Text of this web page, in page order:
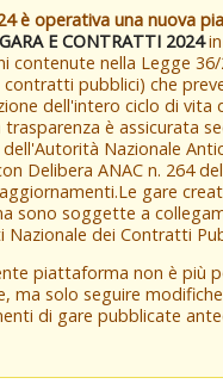
è operativa una nuova
E CONTRATTI 2024in
contenute nella Legge
contratti pubblici) che
dell'intero ciclo di vita
trasparenza è assicurata
Nazionale
Delibera ANAC n. 264
gare
sono soggette a
Nazionale dei Contratti
piattaforma non è più
ma solo seguire
di gare pubblicate